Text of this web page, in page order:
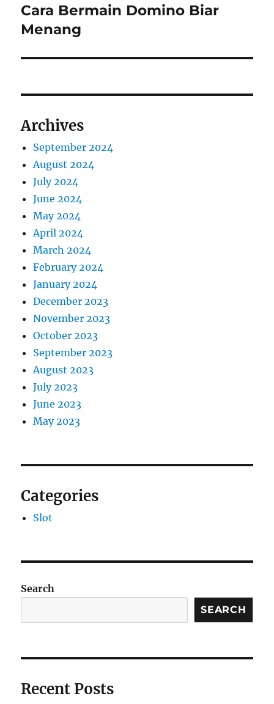
Next
post:
Cara Bermain Domino Biar
Menang
Archives
September 2024
August 2024
July 2024
June 2024
May 2024
April 2024
March 2024
February 2024
January 2024
December 2023
November 2023
October 2023
September 2023
August 2023
July 2023
June 2023
May 2023
Categories
Slot
Search
SEARCH
Recent Posts